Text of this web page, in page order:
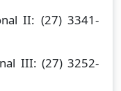
II: (27) 3341-
III: (27) 3252-